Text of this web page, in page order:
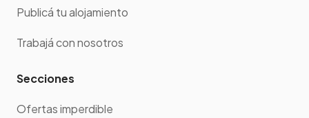
Publicá tu alojamiento
Trabajá con nosotros
Secciones
Ofertas imperdible